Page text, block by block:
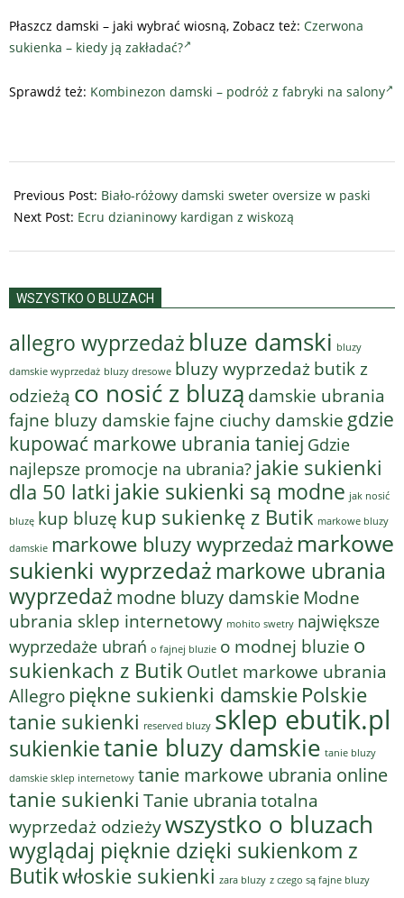
Płaszcz damski – jaki wybrać wiosną, Zobacz też: Czerwona
sukienka – kiedy ją zakładać?
Sprawdź też: Kombinezon damski – podróż z fabryki na salony
11-
19
Previous Post: Biało-różowy damski sweter oversize w paski
Next Post: Ecru dzianinowy kardigan z wiskozą
WSZYSTKO O BLUZACH
allegro wyprzedaż bluze damski bluzy
damskie wyprzedaż bluzy dresowe bluzy wyprzedaż butik z
odzieżą co nosić z bluzą damskie ubrania
fajne bluzy damskiefajne ciuchy damskie gdzie
kupować markowe ubrania taniej Gdzie
najlepsze promocje na ubrania? jakie sukienki
dla 50 latki jakie sukienki są modne jak nosić
bluzę kup bluzę kup sukienkę z Butik markowe bluzy
damskie markowe bluzy wyprzedaż markowe
sukienki wyprzedaż markowe ubrania
wyprzedaż modne bluzy damskie Modne
ubrania sklep internetowy mohito swetry największe
wyprzedaże ubrań o fajnej bluzie o modnej bluzie o
sukienkach z Butik Outlet markowe ubrania
Allegropiękne sukienki damskie Polskie
tanie sukienki reserved bluzy sklep ebutik.pl
sukienkietanie bluzy damskie tanie bluzy
damskie sklep internetowy tanie markowe ubrania online
tanie sukienki Tanie ubrania totalna
wyprzedaż odzieżywszystko o bluzach
wyglądaj pięknie dzięki sukienkom z
Butikwłoskie sukienki zara bluzy z czego są fajne bluzy